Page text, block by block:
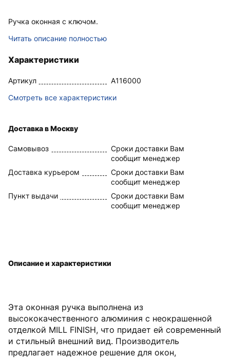
Ручка оконная с ключом.
Читать описание полностью
Характеристики
Артикул
A116000
Смотреть все характеристики
Доставка в Москву
Самовывоз
Сроки доставки Вам
сообщит менеджер
Доставка курьером
Сроки доставки Вам
сообщит менеджер
Пункт выдачи
Сроки доставки Вам
сообщит менеджер
Эта оконная ручка выполнена из
высококачественного алюминия с неокрашенной
отделкой MILL FINISH, что придает ей современный
и стильный внешний вид. Производитель
предлагает надежное решение для окон,
Описание и характеристики